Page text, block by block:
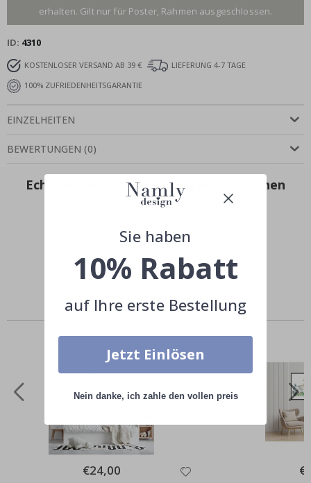
erhalten. Gilt nur für Poster, Rahmen ausgeschlossen.
ID 4310
KOSTENLOSER VERSAND AB 39 €
LIEFERUNG 4-7 TAGE
100% ZUFRIEDENHEITSGARANTIE
EINZELHEITEN
BEWERTUNGEN (0)
Echte Inspiration von unseren glücklichen
Kunden!
Ähnliche Produkte
Special
Price
€24,00
Sie haben
10% Rabatt
auf Ihre erste Bestellung
Jetzt Einlösen
Nein danke, ich zahle den vollen preis